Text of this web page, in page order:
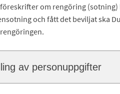
om rengöring
och fått det beviljat ska
av personuppgifter